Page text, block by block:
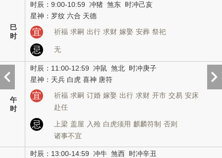
巳
时
时辰：9:00-10:59 冲猪 煞东 时冲己亥
星神：罗纹 六合 天德
宜 祈福 求嗣 出行 求财 嫁娶 安葬 祭祀
忌 无
午
时
时辰：11:00-12:59 冲鼠 煞北 时冲庚子
星神：天兵 白虎 喜神 唐符
宜 祈福 求嗣 订婚 嫁娶 出行 求财 开市 交易 安床
赴任
忌 上梁 盖屋 入殓 白虎须用 麒麟符制 否则
诸事不宜
时辰：13:00-14:59 冲牛 煞西 时冲辛丑